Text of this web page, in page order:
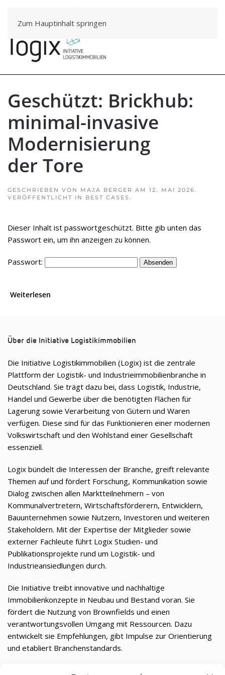
Zum Hauptinhalt springen
Geschützt: Brick­hub:
mini­mal-inva­sive
Moder­ni­sie­rung
der Tore
GESCHRIEBEN VON MAJA BERGER AM 12. MAI 2026.
VERÖFFENTLICHT IN BEST CASES.
Die­ser Inhalt ist pass­wort­ge­schützt. Bitte gib unten das
Pass­wort ein, um ihn anzei­gen zu können.
Pass­wort:
Weiterlesen
Über die Initiative Logistikimmobilien
Die Initiative Logistikimmobilien (Logix) ist die zentrale
Plattform der Logistik- und Industrieimmobilienbranche in
Deutschland. Sie trägt dazu bei, dass Logistik, Industrie,
Handel und Gewerbe über die benötigten Flächen für
Lagerung sowie Verarbeitung von Gütern und Waren
verfügen. Diese sind für das Funktionieren einer modernen
Volkswirtschaft und den Wohlstand einer Gesellschaft
essenziell.
Logix bündelt die Interessen der Branche, greift relevante
Themen auf und fördert Forschung, Kommunikation sowie
Dialog zwischen allen Marktteilnehmern – von
Kommunalvertretern, Wirtschaftsförderern, Entwicklern,
Bauunternehmen sowie Nutzern, Investoren und weiteren
Stakeholdern. Mit der Expertise der Mitglieder sowie
externer Fachleute führt Logix Studien- und
Publikationsprojekte rund um Logistik- und
Industrieansiedlungen durch.
Die Initiative treibt innovative und nachhaltige
Immobilienkonzepte in Neubau und Bestand voran. Sie
fördert die Nutzung von Brownfields und einen
verantwortungsvollen Umgang mit Ressourcen. Dazu
entwickelt sie Empfehlungen, gibt Impulse zur Orientierung
und etabliert Branchenstandards.